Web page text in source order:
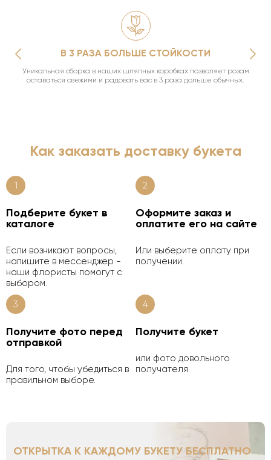
В 3 РАЗА БОЛЬШЕ СТОЙКОСТИ
Уникальная сборка в наших шляпных коробках позволяет розам
оставаться свежими и радовать вас в 3 раза дольше обычных.
Как заказать доставку букета
1
Подберите букет в
каталоге
Если возникают вопросы,
напишите в мессенджер -
наши флористы помогут с
выбором.
2
Оформите заказ и
оплатите его на сайте
Или выберите оплату при
получении.
3
Получите фото перед
отправкой
Для того, чтобы убедиться в
правильном выборе.
4
Получите букет
или фото довольного
получателя
ОТКРЫТКА К КАЖДОМУ БУКЕТУ БЕСПЛАТНО